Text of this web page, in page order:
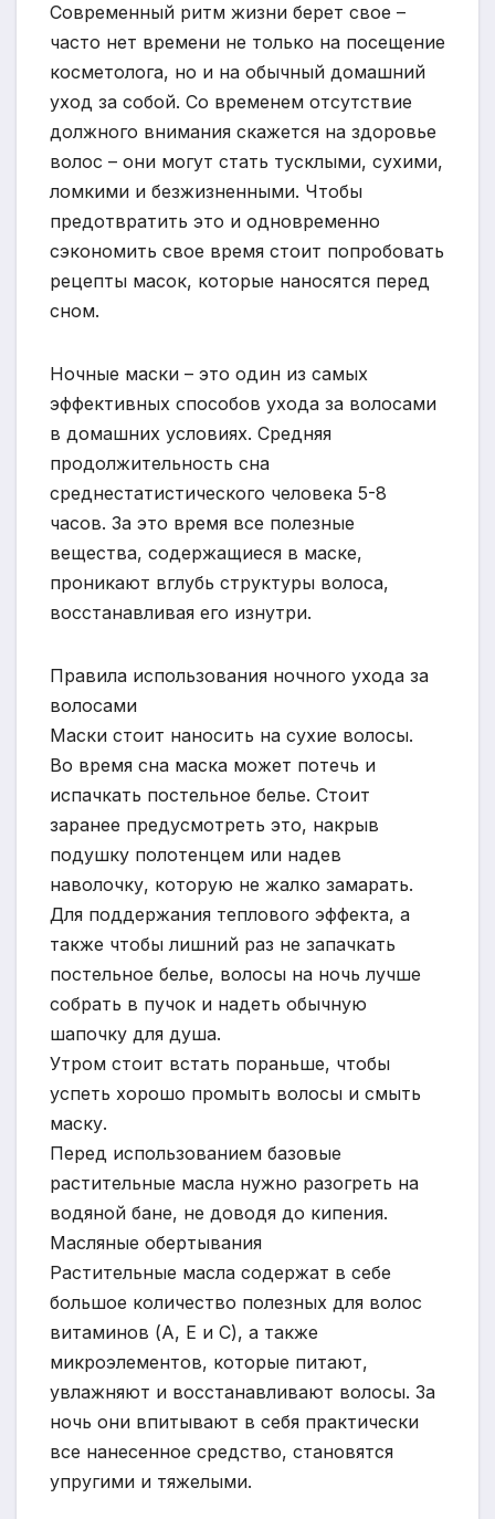
Современный ритм жизни берет свое –
часто нет времени не только на посещение
косметолога, но и на обычный домашний
уход за собой. Со временем отсутствие
должного внимания скажется на здоровье
волос – они могут стать тусклыми, сухими,
ломкими и безжизненными. Чтобы
предотвратить это и одновременно
сэкономить свое время стоит попробовать
рецепты масок, которые наносятся перед
сном.
Ночные маски – это один из самых
эффективных способов ухода за волосами
в домашних условиях. Средняя
продолжительность сна
среднестатистического человека 5-8
часов. За это время все полезные
вещества, содержащиеся в маске,
проникают вглубь структуры волоса,
восстанавливая его изнутри.
Правила использования ночного ухода за
волосами
Маски стоит наносить на сухие волосы.
Во время сна маска может потечь и
испачкать постельное белье. Стоит
заранее предусмотреть это, накрыв
подушку полотенцем или надев
наволочку, которую не жалко замарать.
Для поддержания теплового эффекта, а
также чтобы лишний раз не запачкать
постельное белье, волосы на ночь лучше
собрать в пучок и надеть обычную
шапочку для душа.
Утром стоит встать пораньше, чтобы
успеть хорошо промыть волосы и смыть
маску.
Перед использованием базовые
растительные масла нужно разогреть на
водяной бане, не доводя до кипения.
Масляные обертывания
Растительные масла содержат в себе
большое количество полезных для волос
витаминов (А, Е и С), а также
микроэлементов, которые питают,
увлажняют и восстанавливают волосы. За
ночь они впитывают в себя практически
все нанесенное средство, становятся
упругими и тяжелыми.